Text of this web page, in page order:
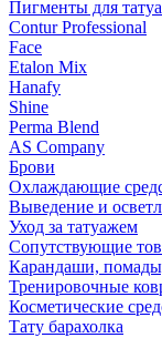
Пигменты для
Contur Professional
Face
Etalon Mix
Hanafy
Shine
Perma Blend
AS Company
Брови
Охлаждающие
Выведение и
Уход за татуажем
Сопутствующие
Карандаши,
Тренировочные
Косметические
Тату барахолка